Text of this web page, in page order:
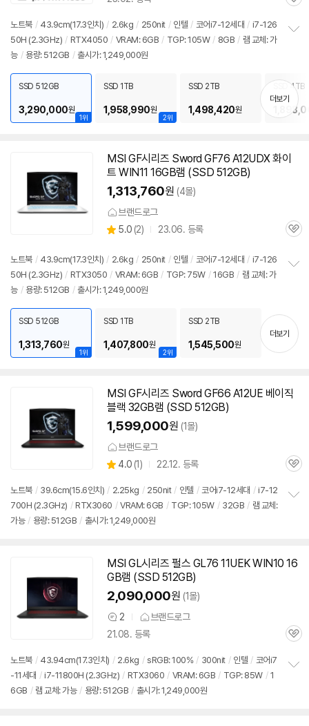
관
노트북 / 43.9cm(17.3인치) / 2.6kg / 250nit / 인텔 / 코어i7-12세대 / i7-126
50H (2.3GHz) / RTX4050 / VRAM: 6GB / TGP: 105W / 8GB / 램 교체: 가
능 / 용량: 512GB / 출시가: 1,249,000원
치
기
1위
SSD 512GB
3,290,000원
2위
SSD 1TB
1,958,990원
SSD 2TB
1,498,420원
SSD 4TB
더보기
MSI GF시리즈 Sword GF76 A12UDX 화이
트 WIN11 16GB램 (SSD 512GB)
1,313,760원 (4몰)
브랜드로그
별
5.0 (상
리
뷰
2) 23.06. 등록
관
노트북 / 43.9cm(17.3인치) / 2.6kg / 250nit / 인텔 / 코어i7-12세대 / i7-126
50H (2.3GHz) / RTX3050 / VRAM: 6GB / TGP: 75W / 16GB / 램 교체: 가
능 / 용량: 512GB / 출시가: 1,249,000원
기
1위
SSD 512GB
1,313,760원
2위
SSD 1TB
1,407,800원
SSD 2TB
1,545,500원
더보기
MSI GF시리즈 Sword GF66 A12UE 베이직
블랙 32GB램 (SSD 512GB)
1,599,000원 (1몰)
브랜드로그
별
점
4.0 (상
리
뷰
1) 22.12. 등록
관
노트북 / 39.6cm(15.6인치) / 2.25kg / 250nit / 인텔 / 코어i7-12세대 / i7-12
700H (2.3GHz) / RTX3060 / VRAM: 6GB / TGP: 105W / 32GB / 램 교체:
가능 / 용량: 512GB / 출시가: 1,249,000원
기
MSI GL시리즈 펄스 GL76 11UEK WIN10 16
GB램 (SSD 512GB)
2,090,000원 (1몰)
상
품
견
2
브랜드로그
21.08. 등록
관
노트북 / 43.94cm(17.3인치) / 2.6kg / sRGB: 100% / 300nit / 인텔 / 코어i7
-11세대 / i7-11800H (2.3GHz) / RTX3060 / VRAM: 6GB / TGP: 85W / 1
6GB / 램 교체: 가능 / 용량: 512GB / 출시가: 1,249,000원